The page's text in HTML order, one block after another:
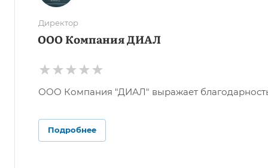
Директор
ООО Компания ДИАЛ
ООО Компания "ДИАЛ" выражает
Подробнее